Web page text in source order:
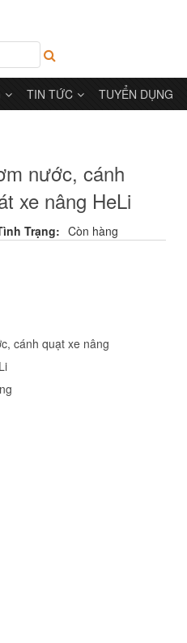
TIN TỨC TUYỂN DỤNG
nước, cánh
xe nâng HeLi
Trạng: Còn hàng
cánh quạt xe nâng